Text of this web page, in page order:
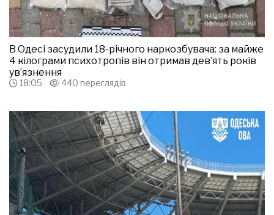
В Одесі засудили 18-річного наркозбувача: за майже
4 кілограми психотропів він отримав дев’ять років
ув’язнення
18:05 440 переглядів